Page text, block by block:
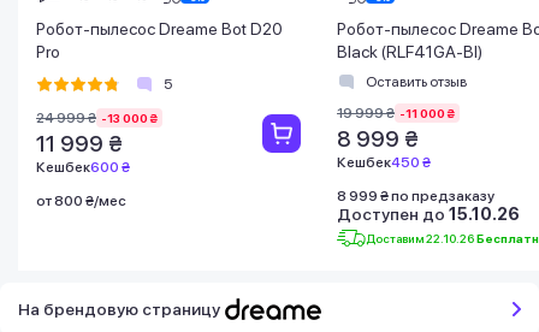
Робот-пылесос Dreame Bot D20
Pro
5
24 999 ₴ -13 000 ₴
11 999 ₴
Кешбек600 ₴
от 800 ₴/мес
Робот-пылесос Dreame
Black (RLF41GA-Bl)
Оставить отзыв
19 999 ₴ -11 000 ₴
8 999 ₴
Кешбек450 ₴
8 999 ₴ по предзаказу
Доступен до 15.10.26
Доставим 22.10.26
На брендовую страницу